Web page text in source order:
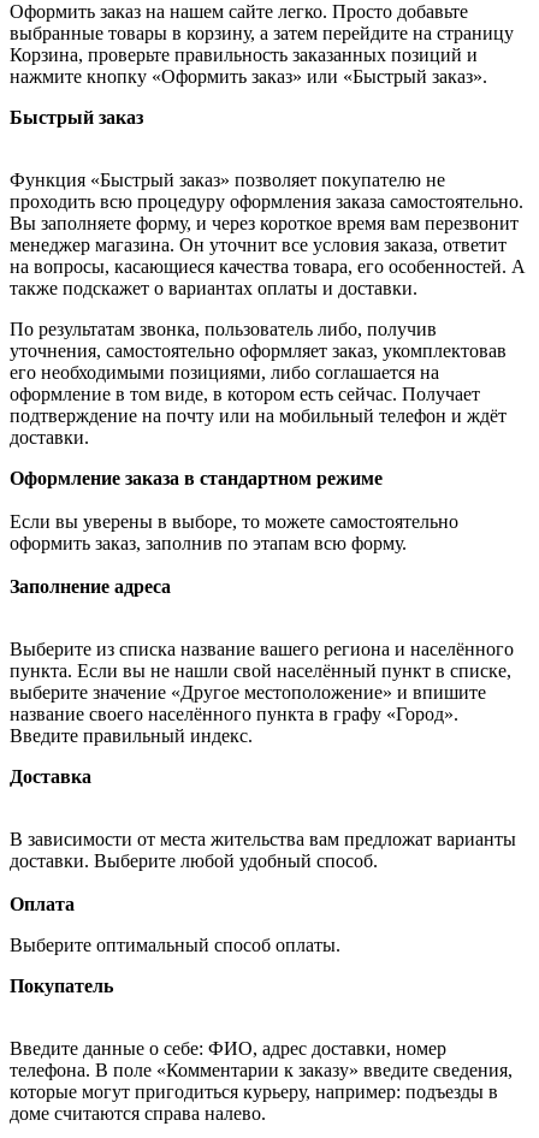
Оформить заказ на нашем сайте легко. Просто добавьте
выбранные товары в корзину, а затем перейдите на страницу
Корзина, проверьте правильность заказанных позиций и
нажмите кнопку «Оформить заказ» или «Быстрый заказ».
Быстрый заказ
Функция «Быстрый заказ» позволяет покупателю не
проходить всю процедуру оформления заказа самостоятельно.
Вы заполняете форму, и через короткое время вам перезвонит
менеджер магазина. Он уточнит все условия заказа, ответит
на вопросы, касающиеся качества товара, его особенностей. А
также подскажет о вариантах оплаты и доставки.
По результатам звонка, пользователь либо, получив
уточнения, самостоятельно оформляет заказ, укомплектовав
его необходимыми позициями, либо соглашается на
оформление в том виде, в котором есть сейчас. Получает
подтверждение на почту или на мобильный телефон и ждёт
доставки.
Оформление заказа в стандартном режиме
Если вы уверены в выборе, то можете самостоятельно
оформить заказ, заполнив по этапам всю форму.
Заполнение адреса
Выберите из списка название вашего региона и населённого
пункта. Если вы не нашли свой населённый пункт в списке,
выберите значение «Другое местоположение» и впишите
название своего населённого пункта в графу «Город».
Введите правильный индекс.
Доставка
В зависимости от места жительства вам предложат варианты
доставки. Выберите любой удобный способ.
Оплата
Выберите оптимальный способ оплаты.
Покупатель
Введите данные о себе: ФИО, адрес доставки, номер
телефона. В поле «Комментарии к заказу» введите сведения,
которые могут пригодиться курьеру, например: подъезды в
доме считаются справа налево.